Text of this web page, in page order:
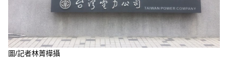
圖/記者林菁樺攝